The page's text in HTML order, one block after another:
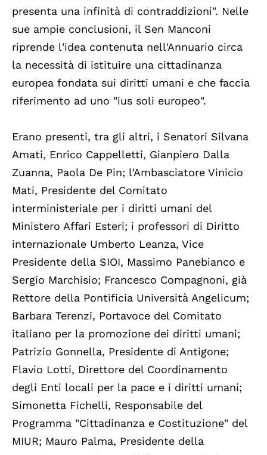
presenta una infinità di contraddizioni". Nelle
sue ampie conclusioni, il Sen Manconi
riprende l'idea contenuta nell'Annuario circa
la necessità di istituire una cittadinanza
europea fondata sui diritti umani e che faccia
riferimento ad uno "ius soli europeo".
Erano presenti, tra gli altri, i Senatori Silvana
Amati, Enrico Cappelletti, Gianpiero Dalla
Zuanna, Paola De Pin; l'Ambasciatore Vinicio
Mati, Presidente del Comitato
interministeriale per i diritti umani del
Ministero Affari Esteri; i professori di Diritto
internazionale Umberto Leanza, Vice
Presidente della SIOI, Massimo Panebianco e
Sergio Marchisio; Francesco Compagnoni, già
Rettore della Pontificia Università Angelicum;
Barbara Terenzi, Portavoce del Comitato
italiano per la promozione dei diritti umani;
Patrizio Gonnella, Presidente di Antigone;
Flavio Lotti, Direttore del Coordinamento
degli Enti locali per la pace e i diritti umani;
Simonetta Fichelli, Responsabile del
Programma "Cittadinanza e Costituzione" del
MIUR; Mauro Palma, Presidente della